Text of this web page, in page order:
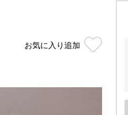
お気に入り 追加